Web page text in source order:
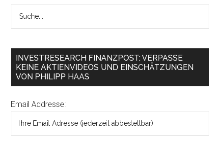
INVESTRESEARCH FINANZPOST: VERPASSE
KEINE AKTIENVIDEOS UND EINSCHÄTZUNGEN
VON PHILIPP HAAS
Email Addresse: